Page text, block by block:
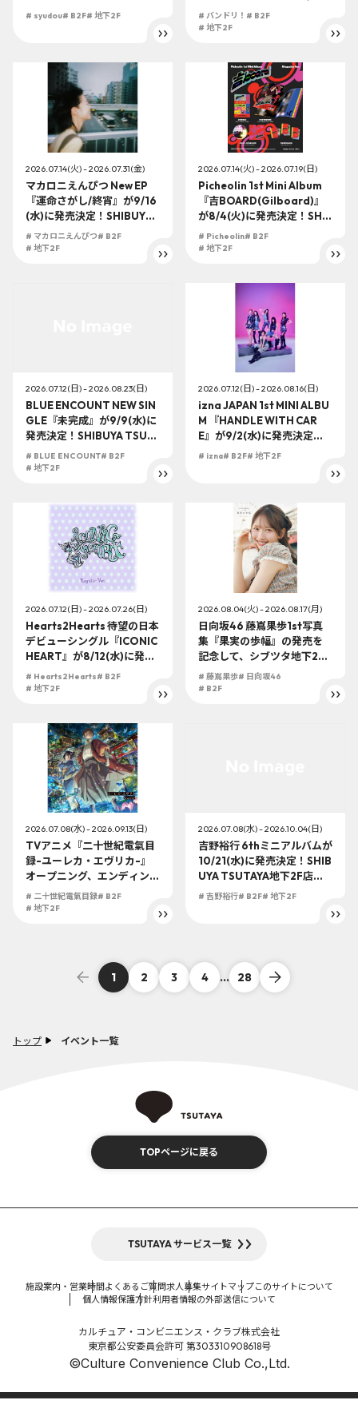
トップ イベント一覧
店頭受取での予約購入の受
# syudou# B2F# 地下2F
に発売決定！SHIBUYA TSU
TAYA地下2F店頭受取での予
# バンドリ！ # B2F
# 地下2F
2026.07.14(火) - 2026.07.31(金)
マカロニえんぴつ New EP
『運命さがし/終宵』が9/16
(水)に発売決定！SHIBUYA
TSUTAYA地下2F店頭受取で
の予約購入の受付を開始！
# マカロニえんぴつ# B2F
# 地下2F
2026.07.14(火) - 2026.07.19(日)
Picheolin 1st Mini Album
『吉BOARD(Gilboard)』
が8/4(火)に発売決定！SHIB
UYA TSUTAYA地下2F店頭
受取での予約購入の受付を
# Picheolin# B2F
# 地下2F
2026.07.12(日) - 2026.08.23(日)
BLUE ENCOUNT NEW SIN
GLE『未完成』が9/9(水)に
発売決定！SHIBUYA TSUT
AYA地下2F店頭受取での予
約購入の受付を開始！
# BLUE ENCOUNT# B2F
# 地下2F
2026.07.12(日) - 2026.08.16(日)
izna JAPAN 1st MINI ALBU
M 『HANDLE WITH CAR
E』が9/2(水)に発売決定！S
HIBUYA TSUTAYA地下2F店
# izna# B2F# 地下2F
2026.07.12(日) - 2026.07.26(日)
Hearts2Hearts 待望の日本
デビューシングル『ICONIC
HEART』が8/12(水)に発売
決定！SHIBUYA TSUTAYA
地下2F店頭受取での予約購
# Hearts2Hearts# B2F
# 地下2F
2026.08.04(火) - 2026.08.17(月)
日向坂46 藤嶌果歩1st写真
集『果実の歩幅』の発売を
記念して、シブツタ地下2F
にてパネル展示が開催決
定！さらに、パネル抽選プ
# 藤嶌果歩# 日向坂46
# B2F
2026.07.08(水) - 2026.09.13(日)
TVアニメ『二十世紀電氣目
録-ユーレカ・エヴリカ-』
オープニング、エンディング
主題歌を収録した主題歌CD
が9/30(水)に発売決定！SHI
# 二十世紀電氣目録# B2F
# 地下2F
2026.07.08(水) - 2026.10.04(日)
吉野裕行 6thミニアルバムが
10/21(水)に発売決定！SHIB
UYA TSUTAYA地下2F店頭
受取での予約購入の受付を
# 吉野裕行# B2F# 地下2F
1 2 3 4 ... 28
TOPページに戻る
TSUTAYA サービス一覧
施設案内・営業時間 よくあるご質問求人募集サイトマップこのサイトについて
個人情報保護方針利用者情報の外部送信について
カルチュア・コンビニエンス・クラブ株式会社
東京都公安委員会許可 第303310908618号
©Culture Convenience Club Co.,Ltd.